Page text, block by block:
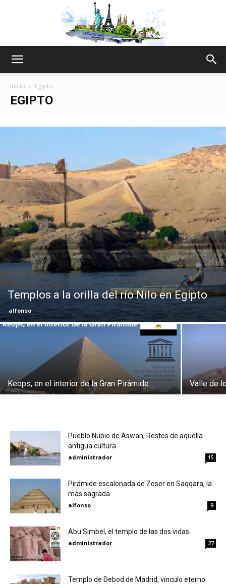
Thru
My
Eyes
Inicio Egipto
EGIPTO
Templos a la orilla del río Nilo en Egipto
alfonso
Keops, en el interior de la Gran Pirámide Valle de
Pueblo Nubio de Aswan, Restos de aquella
antigua cultura
administrador 15
Pirámide escalonada de Zoser en Saqqara, la
más sagrada
alfonso 9
Abu Simbel, el templo de las dos vidas
administrador 27
Templo de Debod de Madrid, vínculo eterno